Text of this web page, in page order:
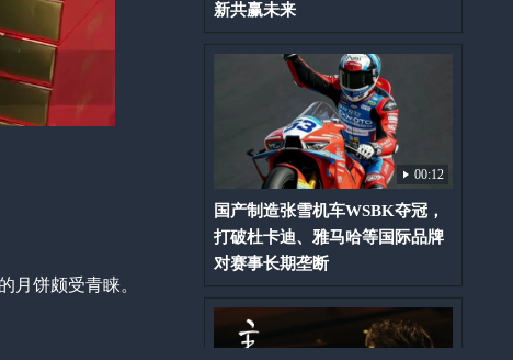
月饼颇受青睐。
新共赢未来
00:12
国产制造张雪机车WSBK夺冠，
打破杜卡迪、雅马哈等国际品牌
对赛事长期垄断